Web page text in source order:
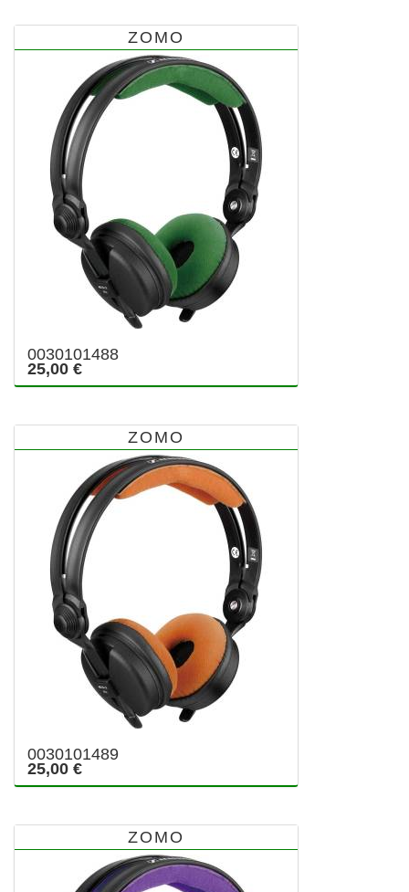
ZOMO
0030101488
25,00 €
ZOMO
0030101489
25,00 €
ZOMO